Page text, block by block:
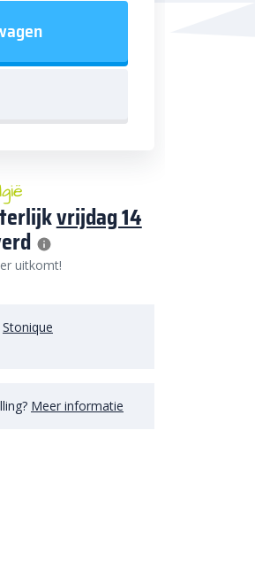
vrijdag 14
uitkomt!
Stonique
Meer informatie